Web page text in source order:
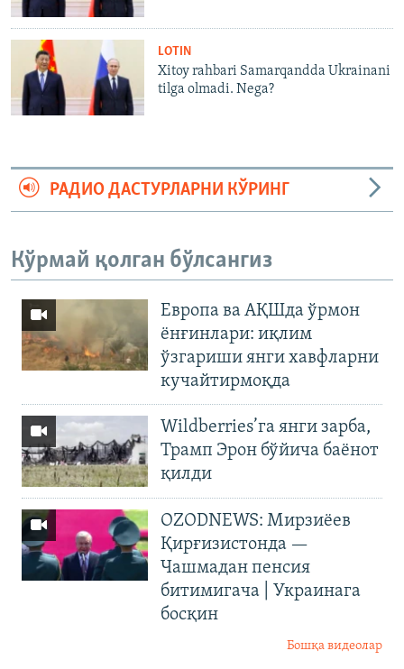
LOTIN
Xitoy rahbari Samarqandda Ukrainani
tilga olmadi. Nega?
РАДИО ДАСТУРЛАРНИ КЎРИНГ
Кўрмай қолган бўлсангиз
Европа ва АҚШда ўрмон
ёнғинлари: иқлим
ўзгариши янги хавфларни
кучайтирмоқда
Wildberries’га янги зарба,
Трамп Эрон бўйича баёнот
қилди
OZODNEWS: Мирзиёев
Қирғизистонда —
Чашмадан пенсия
битимигача | Украинага
босқин
Бошқа видеолар